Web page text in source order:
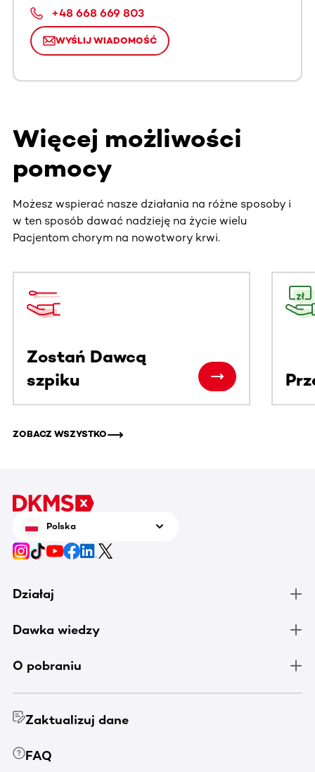
+48 668 669 803
WYŚLIJ WIADOMOŚĆ
Więcej możliwości
pomocy
Możesz wspierać nasze działania na różne sposoby i
w ten sposób dawać nadzieję na życie wielu
Pacjentom chorym na nowotwory krwi.
Zostań Dawcą
szpiku
ZOBACZ WSZYSTKO
Polska
Działaj
Dawka wiedzy
O pobraniu
Zaktualizuj dane
FAQ